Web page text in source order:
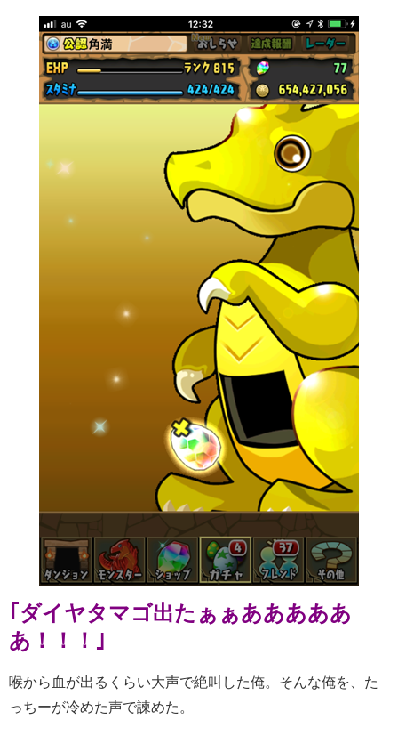
｢ダイヤタマゴ出たぁぁあああああ
あ！！！｣
喉から血が出るくらい大声で絶叫した俺。そんな俺を、た
っちーが冷めた声で諫めた。